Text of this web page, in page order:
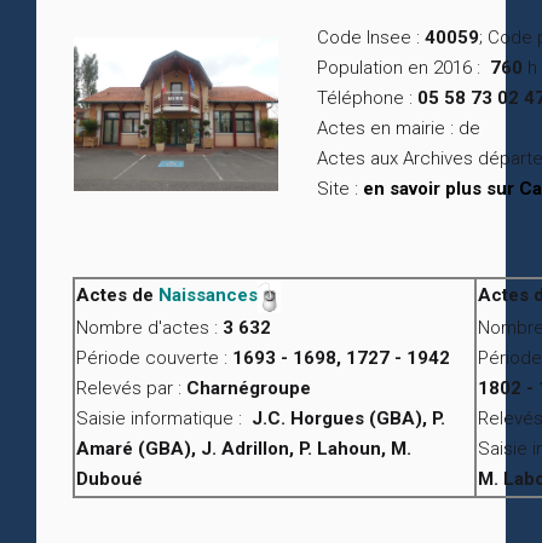
Code Insee : 40059; Code
Population en 2016 : 760
Téléphone : 05 58 73 02
Actes en mairie : de
Actes aux Archives
Site : en savoir plus sur
Actes de Naissances
Nombre d'actes : 3 632
Période couverte : 1693 - 1698, 1727 - 1942
Relevés par : Charnégroupe
Saisie informatique : J.C. Horgues (GBA), P.
Amaré (GBA), J. Adrillon, P. Lahoun, M.
Duboué
Actes
1802 -
Saisie
M.